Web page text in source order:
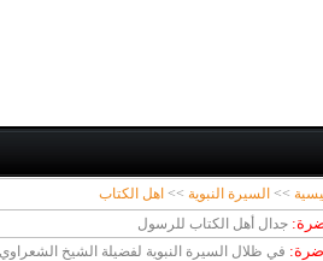
>> السيرة النبوية >> اهل الكتاب
جدال أهل الكتاب للرسول
في ظلال السيرة النبوية لفضيلة الشيخ